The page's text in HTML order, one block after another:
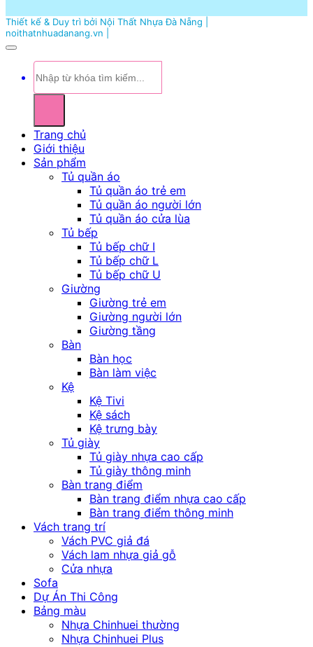
Thiết kế & Duy trì bởi Nội Thất Nhựa Đà Nẵng |
noithatnhuadanang.vn |
Tìm
kiếm:
Trang chủ
Giới thiệu
Sản phẩm
Tủ quần áo
Tủ quần áo trẻ em
Tủ quần áo người lớn
Tủ quần áo cửa lùa
Tủ bếp
Tủ bếp chữ I
Tủ bếp chữ L
Tủ bếp chữ U
Giường
Giường trẻ em
Giường người lớn
Giường tầng
Bàn
Bàn học
Bàn làm việc
Kệ
Kệ Tivi
Kệ sách
Kệ trưng bày
Tủ giày
Tủ giày nhựa cao cấp
Tủ giày thông minh
Bàn trang điểm
Bàn trang điểm nhựa cao cấp
Bàn trang điểm thông minh
Vách trang trí
Vách PVC giả đá
Vách lam nhựa giả gỗ
Cửa nhựa
Sofa
Dự Án Thi Công
Bảng màu
Nhựa Chinhuei thường
Nhựa Chinhuei Plus